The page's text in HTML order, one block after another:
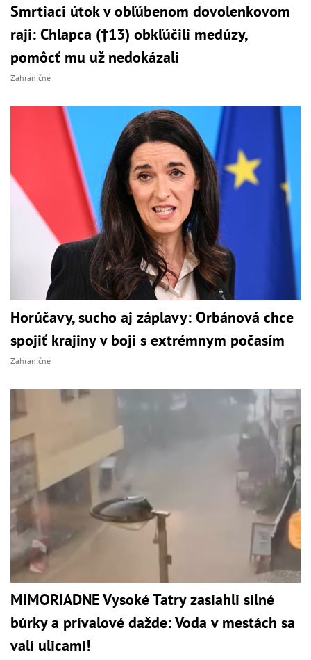
Smrtiaci útok v obľúbenom dovolenkovom
raji: Chlapca (†13) obkľúčili medúzy,
pomôcť mu už nedokázali
Zahraničné
Horúčavy, sucho aj záplavy: Orbánová chce
spojiť krajiny v boji s extrémnym počasím
Zahraničné
MIMORIADNE Vysoké Tatry zasiahli silné
búrky a prívalové dažde: Voda v mestách sa
valí ulicami!